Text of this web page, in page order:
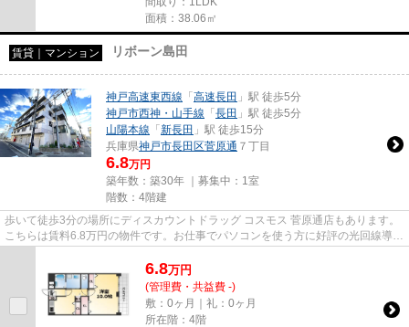
面積：38.06㎡
賃貸｜マンション リボーン島田
神戸高速東西線 「 高速長田 」駅 徒歩5分
神戸市西神・山手線 「 長田 」駅 徒歩5分
山陽本線 「 新長田 」駅 徒歩15分
兵庫県神戸市長田区菅原通 ７丁目
6.8万円
築年数：築30年 ｜募集中： 1室
階数：4階建
歩いて徒歩3分の場所にディスカウントドラッグ コスモス 菅原通店もあります。
こちらは賃料6.8万円の物件です。お仕事でパソコンを使う方に好評の光回線導入
6.8万円
(管理費・共益費 -)
敷：0ヶ月｜礼：0ヶ月
所在階：4階